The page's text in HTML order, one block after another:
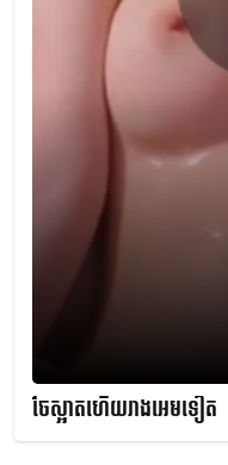
ចែស្អាតហើយរាងអេមទៀត